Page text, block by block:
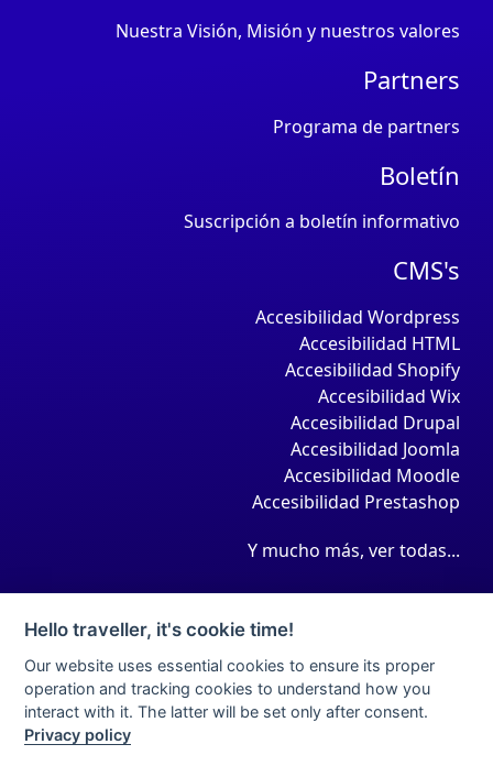
Nuestra Visión, Misión y nuestros valores
Partners
Programa de partners
Boletín
Suscripción a boletín informativo
CMS's
Accesibilidad Wordpress
Accesibilidad HTML
Accesibilidad Shopify
Accesibilidad Wix
Accesibilidad Drupal
Accesibilidad Joomla
Accesibilidad Moodle
Accesibilidad Prestashop
Y mucho más, ver todas...
Aviso legal
Hello traveller, it's cookie time!
Our website uses essential cookies to ensure its proper
operation and tracking cookies to understand how you
interact with it. The latter will be set only after consent.
Privacy policy